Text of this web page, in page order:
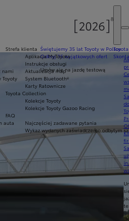
Świętujemy 35 lat Toyoty w Polsce
Odkryj 35 wyjątkowych ofert
Umów się na jazdę testową
nami
Toyoty
auta
Strefa klienta
Aplikacja MyToyota
Instrukcje obsługi
Aktualizacja map
System Bluetooth®
Karty Ratownicze
Toyota Collection
Kolekcje Toyoty
Kolekcje Toyoty Gazoo Racing
FAQ
Najczęściej zadawane pytania
Wykaz wydanych zaświadczeń o odbytym